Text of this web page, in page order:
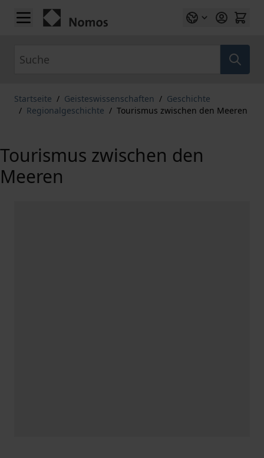
Zum Inhalt springen
Startseite / Geisteswissenschaften / Geschichte
/ Regionalgeschichte / Tourismus zwischen den Meeren
Tourismus zwischen den
Meeren